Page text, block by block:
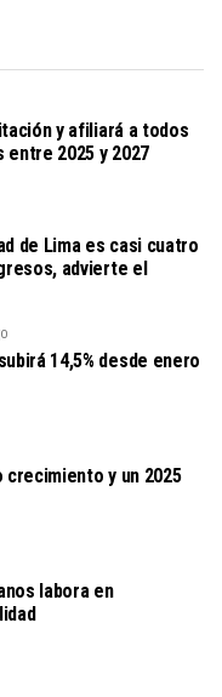
y afiliará a todos
2025 y 2027
de Lima es casi cuatro
advierte el
14,5% desde enero
crecimiento y un 2025
labora en